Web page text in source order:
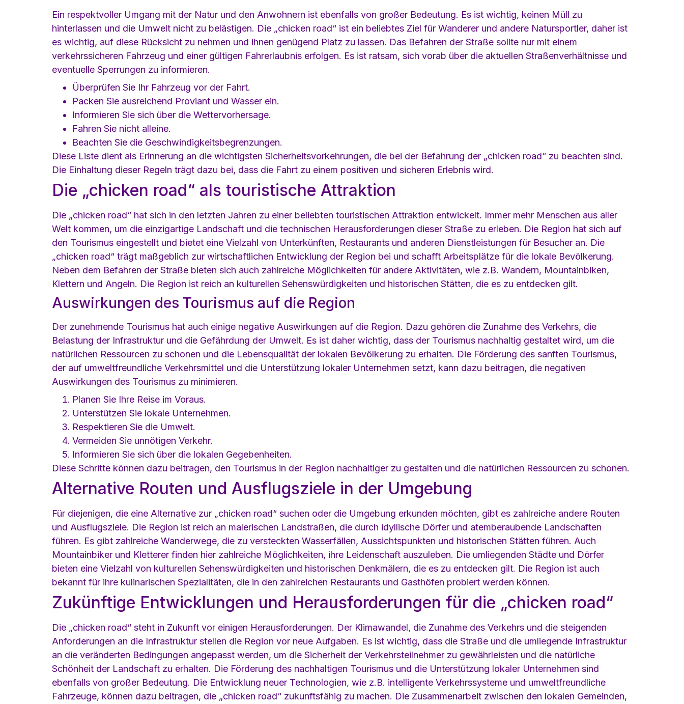
Ein respektvoller Umgang mit der Natur und den Anwohnern ist ebenfalls von großer Bedeutung. Es ist wichtig, keinen Müll zu
hinterlassen und die Umwelt nicht zu belästigen. Die „chicken road“ ist ein beliebtes Ziel für Wanderer und andere Natursportler, daher ist
es wichtig, auf diese Rücksicht zu nehmen und ihnen genügend Platz zu lassen. Das Befahren der Straße sollte nur mit einem
verkehrssicheren Fahrzeug und einer gültigen Fahrerlaubnis erfolgen. Es ist ratsam, sich vorab über die aktuellen Straßenverhältnisse und
eventuelle Sperrungen zu informieren.
Überprüfen Sie Ihr Fahrzeug vor der Fahrt.
Packen Sie ausreichend Proviant und Wasser ein.
Informieren Sie sich über die Wettervorhersage.
Fahren Sie nicht alleine.
Beachten Sie die Geschwindigkeitsbegrenzungen.
Diese Liste dient als Erinnerung an die wichtigsten Sicherheitsvorkehrungen, die bei der Befahrung der „chicken road“ zu beachten sind.
Die Einhaltung dieser Regeln trägt dazu bei, dass die Fahrt zu einem positiven und sicheren Erlebnis wird.
Die „chicken road“ als touristische Attraktion
Die „chicken road“ hat sich in den letzten Jahren zu einer beliebten touristischen Attraktion entwickelt. Immer mehr Menschen aus aller
Welt kommen, um die einzigartige Landschaft und die technischen Herausforderungen dieser Straße zu erleben. Die Region hat sich auf
den Tourismus eingestellt und bietet eine Vielzahl von Unterkünften, Restaurants und anderen Dienstleistungen für Besucher an. Die
„chicken road“ trägt maßgeblich zur wirtschaftlichen Entwicklung der Region bei und schafft Arbeitsplätze für die lokale Bevölkerung.
Neben dem Befahren der Straße bieten sich auch zahlreiche Möglichkeiten für andere Aktivitäten, wie z.B. Wandern, Mountainbiken,
Klettern und Angeln. Die Region ist reich an kulturellen Sehenswürdigkeiten und historischen Stätten, die es zu entdecken gilt.
Auswirkungen des Tourismus auf die Region
Der zunehmende Tourismus hat auch einige negative Auswirkungen auf die Region. Dazu gehören die Zunahme des Verkehrs, die
Belastung der Infrastruktur und die Gefährdung der Umwelt. Es ist daher wichtig, dass der Tourismus nachhaltig gestaltet wird, um die
natürlichen Ressourcen zu schonen und die Lebensqualität der lokalen Bevölkerung zu erhalten. Die Förderung des sanften Tourismus,
der auf umweltfreundliche Verkehrsmittel und die Unterstützung lokaler Unternehmen setzt, kann dazu beitragen, die negativen
Auswirkungen des Tourismus zu minimieren.
Planen Sie Ihre Reise im Voraus.
Unterstützen Sie lokale Unternehmen.
Respektieren Sie die Umwelt.
Vermeiden Sie unnötigen Verkehr.
Informieren Sie sich über die lokalen Gegebenheiten.
Diese Schritte können dazu beitragen, den Tourismus in der Region nachhaltiger zu gestalten und die natürlichen Ressourcen zu schonen.
Alternative Routen und Ausflugsziele in der Umgebung
Für diejenigen, die eine Alternative zur „chicken road“ suchen oder die Umgebung erkunden möchten, gibt es zahlreiche andere Routen
und Ausflugsziele. Die Region ist reich an malerischen Landstraßen, die durch idyllische Dörfer und atemberaubende Landschaften
führen. Es gibt zahlreiche Wanderwege, die zu versteckten Wasserfällen, Aussichtspunkten und historischen Stätten führen. Auch
Mountainbiker und Kletterer finden hier zahlreiche Möglichkeiten, ihre Leidenschaft auszuleben. Die umliegenden Städte und Dörfer
bieten eine Vielzahl von kulturellen Sehenswürdigkeiten und historischen Denkmälern, die es zu entdecken gilt. Die Region ist auch
bekannt für ihre kulinarischen Spezialitäten, die in den zahlreichen Restaurants und Gasthöfen probiert werden können.
Zukünftige Entwicklungen und Herausforderungen für die „chicken road“
Die „chicken road“ steht in Zukunft vor einigen Herausforderungen. Der Klimawandel, die Zunahme des Verkehrs und die steigenden
Anforderungen an die Infrastruktur stellen die Region vor neue Aufgaben. Es ist wichtig, dass die Straße und die umliegende Infrastruktur
an die veränderten Bedingungen angepasst werden, um die Sicherheit der Verkehrsteilnehmer zu gewährleisten und die natürliche
Schönheit der Landschaft zu erhalten. Die Förderung des nachhaltigen Tourismus und die Unterstützung lokaler Unternehmen sind
ebenfalls von großer Bedeutung. Die Entwicklung neuer Technologien, wie z.B. intelligente Verkehrssysteme und umweltfreundliche
Fahrzeuge, können dazu beitragen, die „chicken road“ zukunftsfähig zu machen. Die Zusammenarbeit zwischen den lokalen Gemeinden,